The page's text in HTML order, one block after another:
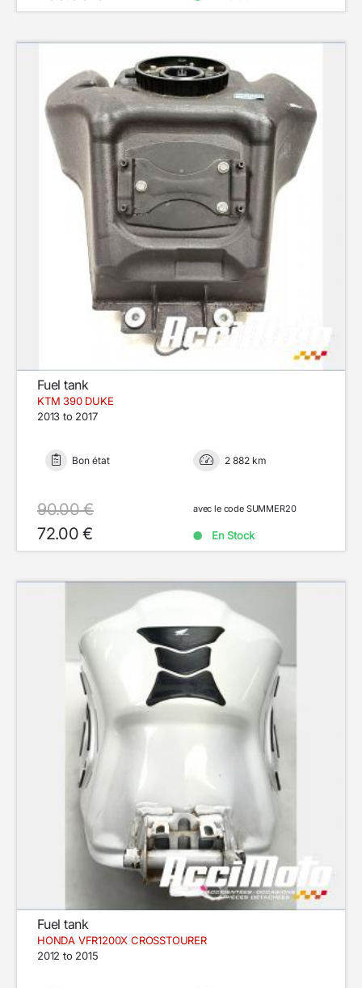
Fuel tank
KTM 390 DUKE
2013 to 2017
Bon état 2 882 km
90.00 €
72.00 €
avec le code SUMMER20
En Stock
Fuel tank
HONDA VFR1200X CROSSTOURER
2012 to 2015